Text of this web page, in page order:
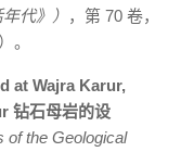
代》） ，第 70 卷，
。
at Wajra Karur,
钻石母岩的设
of the Geological